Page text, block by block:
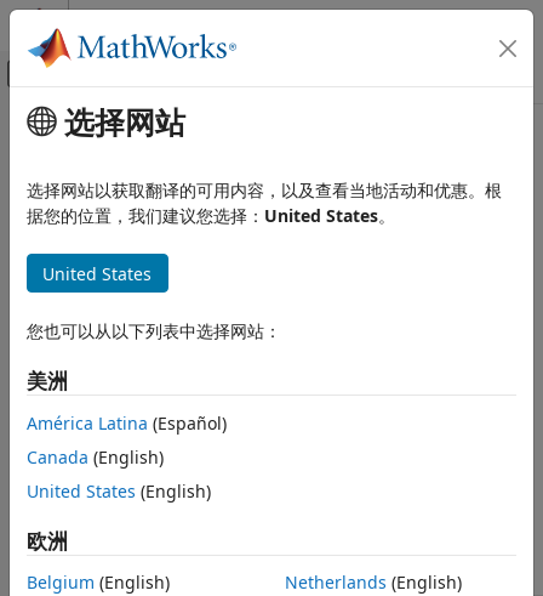
跳到内容
画布外导航菜单切换
文档主页
主要内容
How useful was this information?
选择网站
选择网站以获取翻译的可用内容，以及查看当地活动和优惠。根
据您的位置，我们建议您选择： United States。
United States
您也可以从以下列表中选择网站：
美洲
América Latina (Español)
Canada (English)
United States (English)
欧洲
Belgium (English)
Netherlands (English)